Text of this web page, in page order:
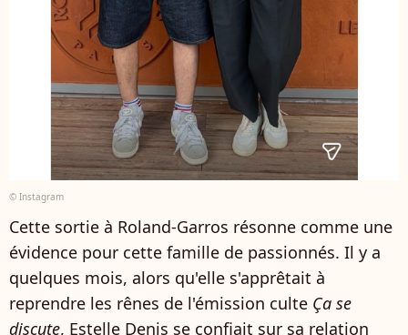
© Instagram
Cette sortie à Roland-Garros résonne comme une
évidence pour cette famille de passionnés. Il y a
quelques mois, alors qu'elle s'apprêtait à
reprendre les rênes de l'émission culte Ça se
discute, Estelle Denis se confiait sur sa relation